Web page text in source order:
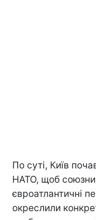
По суті, Київ
НАТО, щоб
євроатлантичні
окреслили